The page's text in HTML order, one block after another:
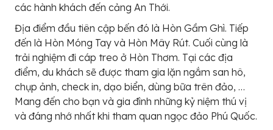
các hành khách đến cảng An Thới.
Địa điểm đầu tiên cập bến đó là Hòn Gầm Ghì. Tiếp
đến là Hòn Móng Tay và Hòn Mây Rút. Cuối cùng là
trải nghiệm đi cáp treo ở Hòn Thơm. Tại các địa
điểm, du khách sẽ được tham gia lặn ngắm san hô,
chụp ảnh, check in, dạo biển, dùng bữa trên đảo, …
Mang đến cho bạn và gia đình những kỷ niệm thú vị
và đáng nhớ nhất khi tham quan ngọc đảo Phú Quốc.